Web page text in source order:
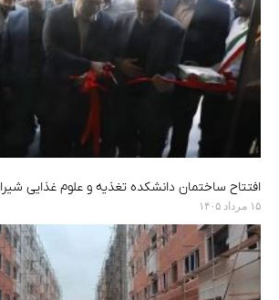
افتتاح ساختمان دانشکده تغذیه و علوم غذایی
۱۵ مرداد ۱۴۰۵